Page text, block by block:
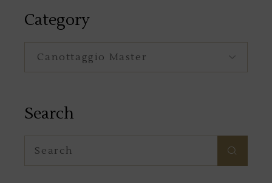
Category
Search
for: